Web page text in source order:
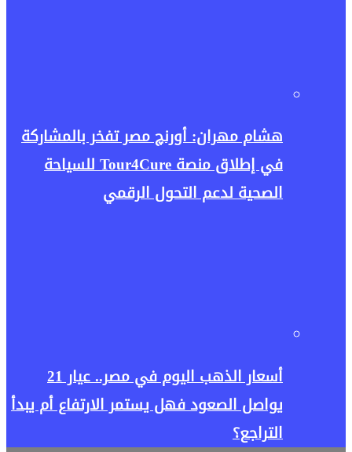
هشام مهران: أورنچ مصر تفخر بالمشاركة
في إطلاق منصة Tour4Cure للسياحة
الصحية لدعم التحول الرقمي
أسعار الذهب اليوم في مصر.. عيار 21
يواصل الصعود فهل يستمر الارتفاع أم يبدأ
التراجع؟